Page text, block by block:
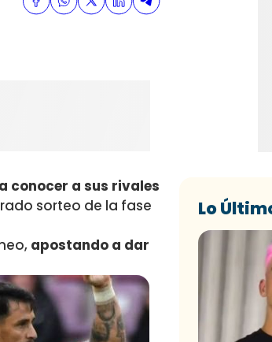
conocer a sus rivales
sorteo de la fase
apostando a dar
Lo